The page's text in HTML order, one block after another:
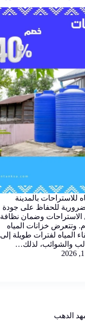
للاستراحات بالمدينة
للحفاظ على جودة
الاستراحات وضمان نظافة
وتتعرض خزانات المياه
المياه لفترات طويلة إلى
والشوائب، لذلك…
الدهب